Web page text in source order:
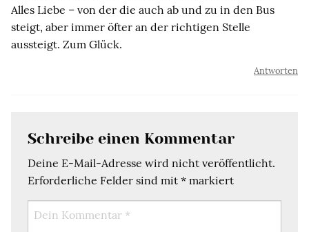
Alles Liebe – von der die auch ab und zu in den Bus
steigt, aber immer öfter an der richtigen Stelle
aussteigt. Zum Glück.
Antworten
Schreibe einen Kommentar
Deine E-Mail-Adresse wird nicht veröffentlicht.
Erforderliche Felder sind mit * markiert